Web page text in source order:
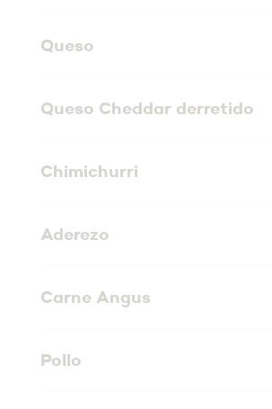
Queso
Queso Cheddar derretido
Chimichurri
Aderezo
Carne Angus
Pollo